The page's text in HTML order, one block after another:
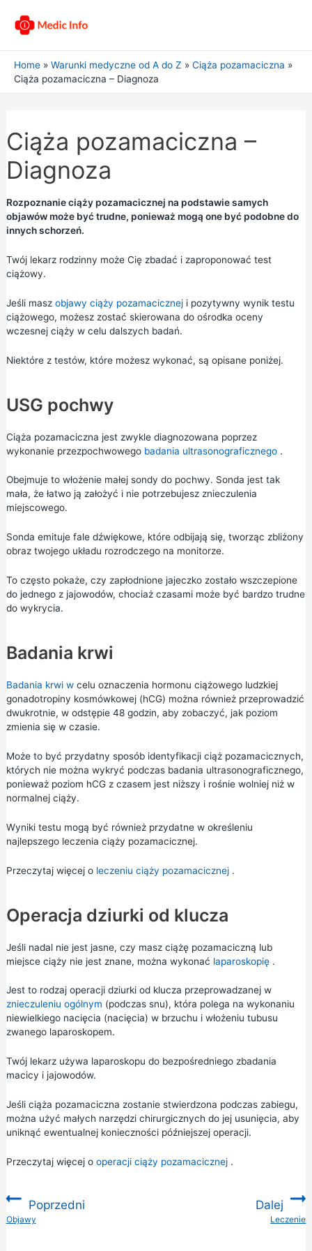
Home Warunki medyczne od A do Z
Ciąża pozamaciczna
Ciąża pozamaciczna – Diagnoza
Ciąża pozamaciczna –
Diagnoza
Rozpoznanie ciąży pozamacicznej na podstawie samych
objawów może być trudne, ponieważ mogą one być podobne do
innych schorzeń.
Twój lekarz rodzinny może Cię zbadać i zaproponować test
ciążowy.
Jeśli masz objawy ciąży pozamaciczneji pozytywny wynik testu
ciążowego, możesz zostać skierowana do ośrodka oceny
wczesnej ciąży w celu dalszych badań.
Niektóre z testów, które możesz wykonać, są opisane poniżej.
USG pochwy
Ciąża pozamaciczna jest zwykle diagnozowana poprzez
wykonanie przezpochwowego badania ultrasonograficznego.
Obejmuje to włożenie małej sondy do pochwy. Sonda jest tak
mała, że łatwo ją założyć i nie potrzebujesz znieczulenia
miejscowego.
Sonda emituje fale dźwiękowe, które odbijają się, tworząc zbliżony
obraz twojego układu rozrodczego na monitorze.
To często pokaże, czy zapłodnione jajeczko zostało wszczepione
do jednego z jajowodów, chociaż czasami może być bardzo trudne
do wykrycia.
Badania krwi
Badania krwi wcelu oznaczenia hormonu ciążowego ludzkiej
gonadotropiny kosmówkowej (hCG) można również przeprowadzić
dwukrotnie, w odstępie 48 godzin, aby zobaczyć, jak poziom
zmienia się w czasie.
Może to być przydatny sposób identyfikacji ciąż pozamacicznych,
których nie można wykryć podczas badania ultrasonograficznego,
ponieważ poziom hCG z czasem jest niższy i rośnie wolniej niż w
normalnej ciąży.
Wyniki testu mogą być również przydatne w określeniu
najlepszego leczenia ciąży pozamacicznej.
Przeczytaj więcej o leczeniu ciąży pozamacicznej.
Operacja dziurki od klucza
Jeśli nadal nie jest jasne, czy masz ciążę pozamaciczną lub
miejsce ciąży nie jest znane, można wykonać laparoskopię.
Jest to rodzaj operacji dziurki od klucza przeprowadzanej w
znieczuleniu ogólnym (podczas snu), która polega na wykonaniu
niewielkiego nacięcia (nacięcia) w brzuchu i włożeniu tubusu
zwanego laparoskopem.
Twój lekarz używa laparoskopu do bezpośredniego zbadania
macicy i jajowodów.
Jeśli ciąża pozamaciczna zostanie stwierdzona podczas zabiegu,
można użyć małych narzędzi chirurgicznych do jej usunięcia, aby
uniknąć ewentualnej konieczności późniejszej operacji.
Przeczytaj więcej o operacji ciąży pozamacicznej.
Poprzedni
:Objawy
Dalej
Leczenie